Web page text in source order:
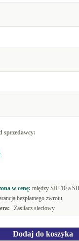
sprzedawcy:
w cenę: między SIE 10 a
bezpłatnego zwrotu
Zasilacz sieciowy
Dodaj do koszyka